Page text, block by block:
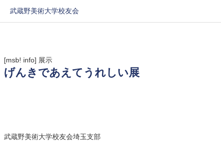
武蔵野美術大学校友会
[msb! info] 展示
げんきであえてうれしい展
武蔵野美術大学校友会埼玉支部